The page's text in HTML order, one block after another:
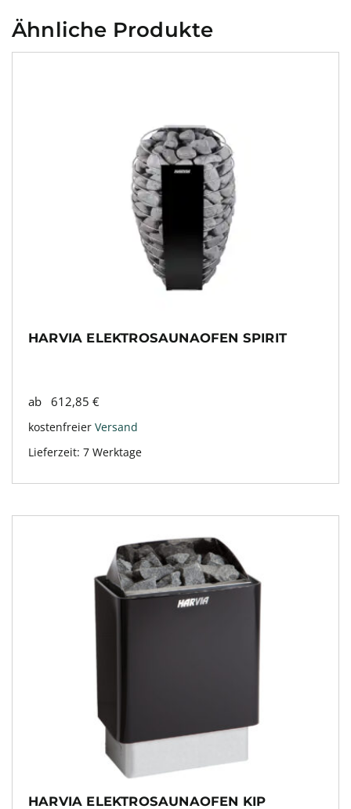
Ähnliche Produkte
HARVIA ELEKTROSAUNAOFEN SPIRIT
ab 612,85 €
kostenfreier Versand
Lieferzeit: 7 Werktage
HARVIA ELEKTROSAUNAOFEN KIP